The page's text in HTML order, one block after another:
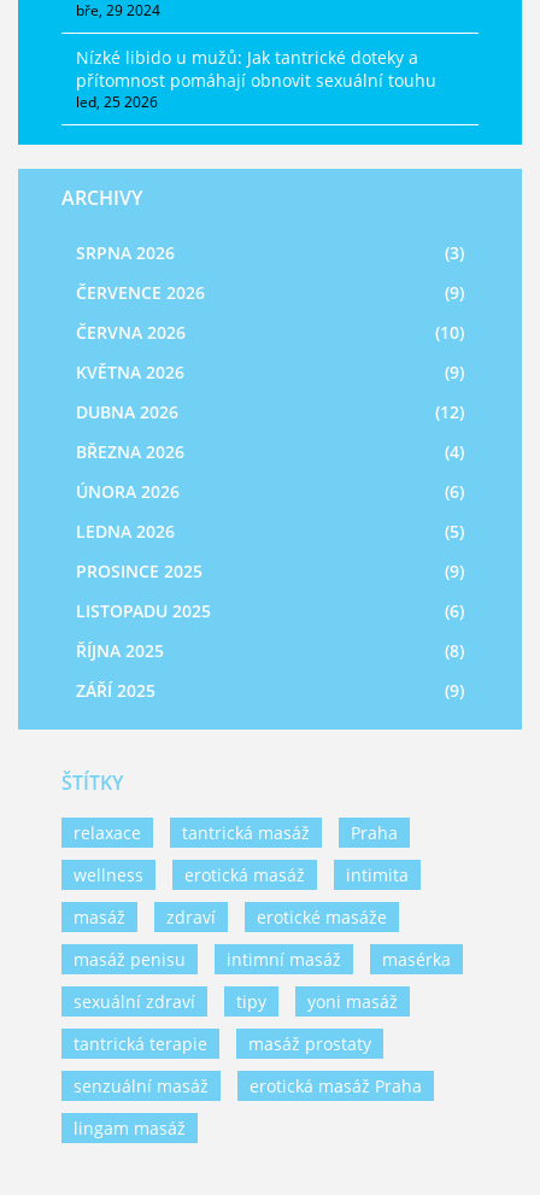
bře, 29 2024
Nízké libido u mužů: Jak tantrické doteky a
přítomnost pomáhají obnovit sexuální touhu
led, 25 2026
ARCHIVY
SRPNA 2026
(3)
ČERVENCE 2026
(9)
ČERVNA 2026
(10)
KVĚTNA 2026
(9)
DUBNA 2026
(12)
BŘEZNA 2026
(4)
ÚNORA 2026
(6)
LEDNA 2026
(5)
PROSINCE 2025
(9)
LISTOPADU 2025
(6)
ŘÍJNA 2025
(8)
ZÁŘÍ 2025
(9)
ŠTÍTKY
relaxace tantrická masáž
Praha
wellness
erotická masáž
intimita
masáž
zdraví
erotické masáže
masáž penisu
intimní masáž
masérka
sexuální zdraví
tipy
yoni masáž
tantrická terapie
masáž prostaty
senzuální masáž
erotická masáž Praha
lingam masáž